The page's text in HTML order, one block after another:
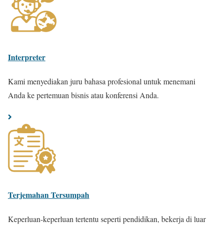
Interpreter
Kami menyediakan juru bahasa profesional untuk menemani
Anda ke pertemuan bisnis atau konferensi Anda.
Terjemahan Tersumpah
Keperluan-keperluan tertentu seperti pendidikan, bekerja di luar